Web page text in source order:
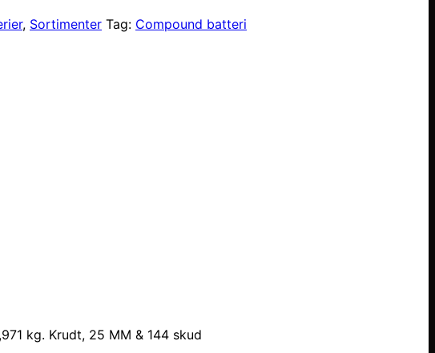
, Sortimenter Tag: Compound batteri
kg. Krudt, 25 MM & 144 skud